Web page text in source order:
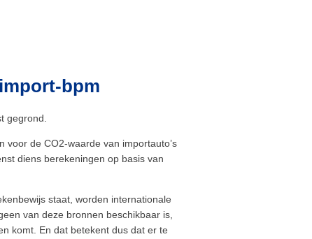
bpm
gegrond.
voor de CO2-waarde van importauto’s
diens berekeningen op basis van
staat, worden internationale
van deze bronnen beschikbaar is,
komt. En dat betekent dus dat er te